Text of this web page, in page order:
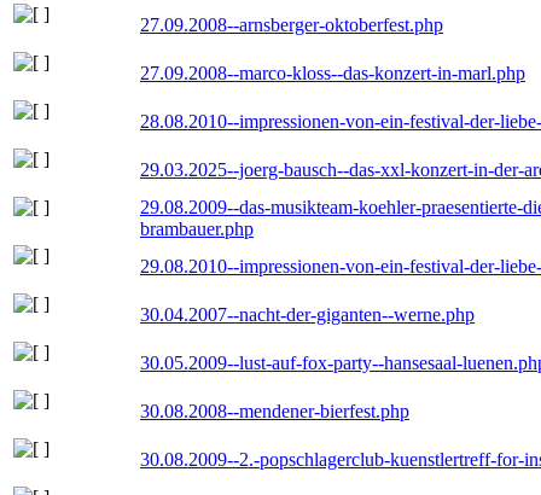
27.09.2008--arnsberger-oktoberfest.php
27.09.2008--marco-kloss--das-konzert-in-marl.php
28.08.2010--impressionen-von-ein-festival-der-
29.03.2025--joerg-bausch--das-xxl-konzert-in-der-
29.08.2009--das-musikteam-koehler-praesentierte-
brambauer.php
29.08.2010--impressionen-von-ein-festival-der-
30.04.2007--nacht-der-giganten--werne.php
30.05.2009--lust-auf-fox-party--hansesaal-
30.08.2008--mendener-bierfest.php
30.08.2009--2.-popschlagerclub-kuenstlertreff-for-